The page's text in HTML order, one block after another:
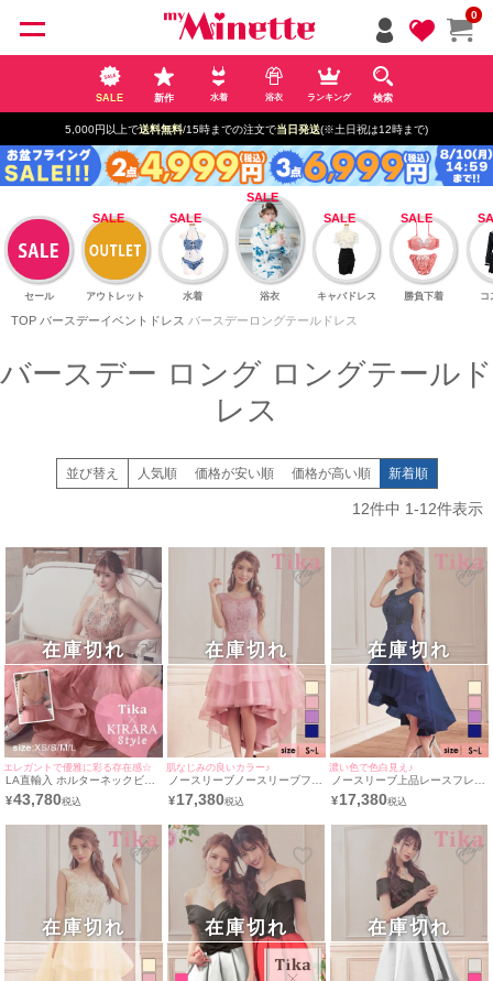
0
SALE 新作 水着 浴衣 ランキング 検索
5,000円以上で送料無料/15時までの注文で当日発送(※土日祝は12時まで)
セール アウトレット 水着 浴衣 キャバドレス 勝負下着 コ
TOP バースデーイベントドレス バースデーロングテールドレス
バースデー ロング ロングテールド
レス
並び替え 人気順 価格が安い順 価格が高い順 新着順
12件中 1-12件表示
エレガントで優雅に彩る存在感☆
LA直輸入 ホルターネックビジ
ューチューバースデーバースデ
ーロングテールドレス (/キャバ
¥43,780
在庫切れ
肌なじみの良いカラー♪
ノースリーブノースリーブフリ
ル刺繍レースバースデーロング
テールドレス (Sサイズ～Lサイ
¥17,380
在庫切れ
濃い色で色白見え♪
ノースリーブ上品レースフレア
チュールノースリーブフリルバ
ースデーロングテールドレス
ャバドレス着用)
¥17,380
在庫切れ
在庫切れ 在庫切れ 在庫切れ
ペー
ジト
ップ